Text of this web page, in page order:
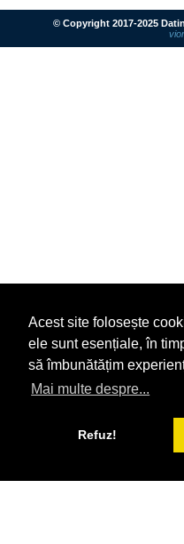
Acest site folosește
ele sunt esențiale, în
să îmbunătățim
Mai multe despre...
Refuz!
© Copyright 2017-2025